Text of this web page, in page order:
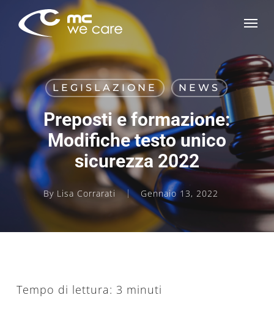
content
LEGISLAZIONE NEWS
Preposti e formazione:
Modifiche testo unico
sicurezza 2022
By Lisa Corrarati Gennaio 13, 2022
Tempo di lettura: 3 minuti